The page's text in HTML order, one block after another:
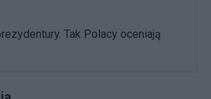
Tak Polacy oceniają